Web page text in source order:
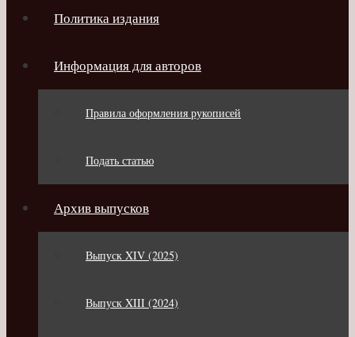
Политика издания
Информация для авторов
Правила оформления рукописей
Подать статью
Архив выпусков
Выпуск XIV (2025)
Выпуск XIII (2024)